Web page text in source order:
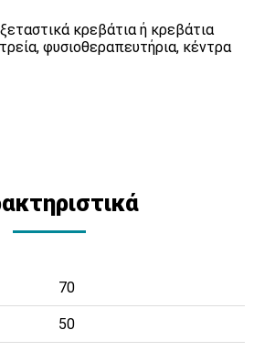
κρεβάτια ή κρεβάτια
φυσιοθεραπευτήρια, κέντρα
70
50